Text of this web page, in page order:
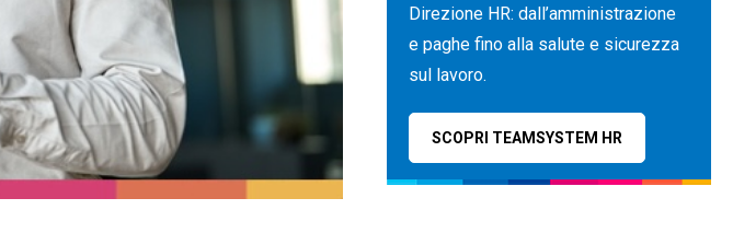
Direzione HR: dall’amministrazione
e paghe fino alla salute e sicurezza
sul lavoro.
SCOPRI TEAMSYSTEM HR